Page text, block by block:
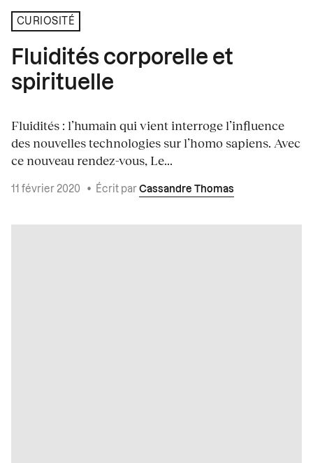
CURIOSITÉ
Fluidités corporelle et
spirituelle
Fluidités : l’humain qui vient interroge l’influence
des nouvelles technologies sur l’homo sapiens. Avec
ce nouveau rendez-vous, Le...
11 février 2020 • Écrit par Cassandre Thomas